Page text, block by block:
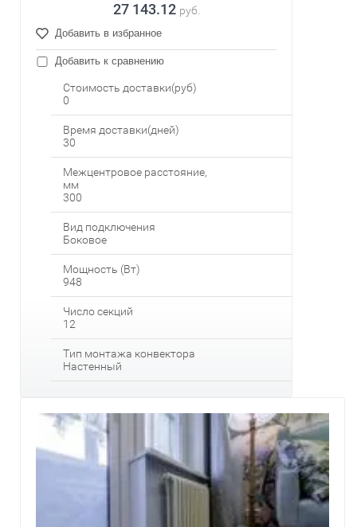
27 143.12 руб.
Добавить в избранное
Добавить к сравнению
Стоимость доставки(руб)
0
Время доставки(дней)
30
Межцентровое расстояние,
мм
300
Вид подключения
Боковое
Мощность (Вт)
948
Число секций
12
Тип монтажа конвектора
Настенный